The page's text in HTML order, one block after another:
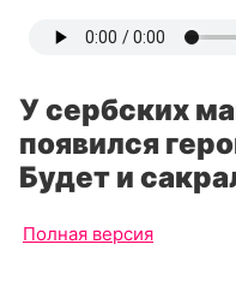
У сербских
появился
Будет и
Полная версия